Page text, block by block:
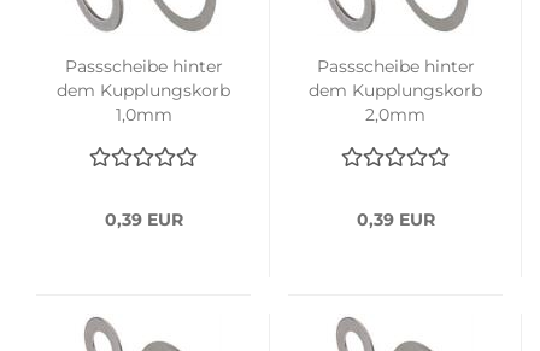
Passscheibe hinter
dem Kupplungskorb
1,0mm
0,39 EUR
Passscheibe hinter
dem Kupplungskorb
2,0mm
0,39 EUR